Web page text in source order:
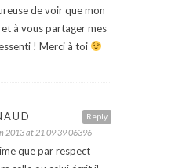
de voir que mon
à vous partager mes
! Merci à toi
Reply
2013 at 21 09 39 06396
que par respect